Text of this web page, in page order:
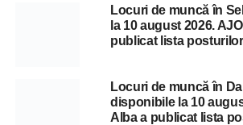
Locuri de muncă în
la 10 august 2026.
publicat lista
Locuri de muncă în
disponibile la 10
Alba a publicat lista